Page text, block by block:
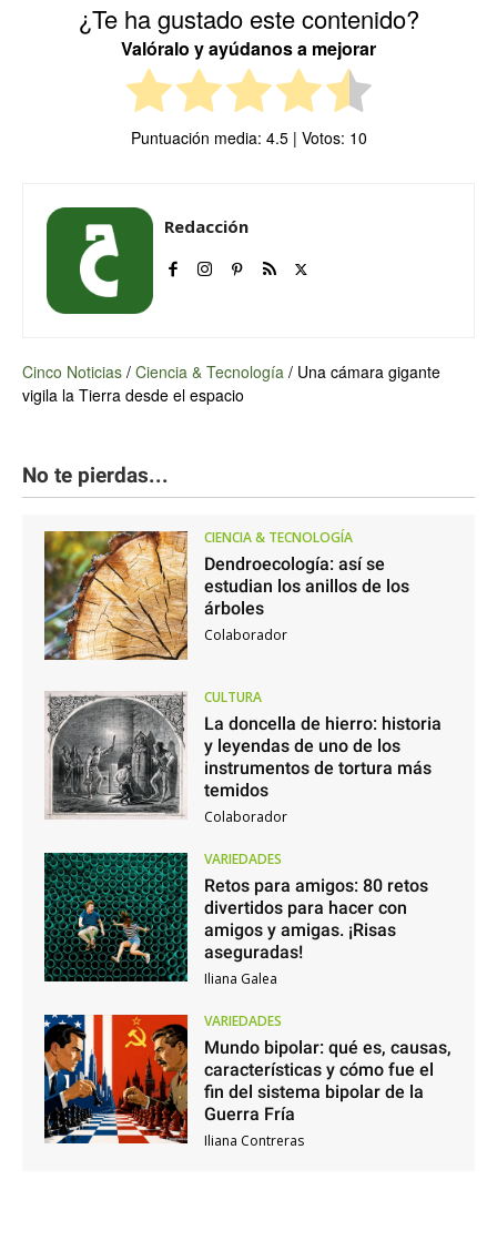
¿Te ha gustado este contenido?
Valóralo y ayúdanos a mejorar
Puntuación media: 4.5| Votos: 10
Redacción
Cinco Noticias / Ciencia & Tecnología / Una cámara gigante
vigila la Tierra desde el espacio
No te pierdas...
CIENCIA & TECNOLOGÍA
Dendroecología: así se
estudian los anillos de los
árboles
Colaborador
CULTURA
La doncella de hierro: historia
y leyendas de uno de los
instrumentos de tortura más
temidos
Colaborador
VARIEDADES
Retos para amigos: 80 retos
divertidos para hacer con
amigos y amigas. ¡Risas
aseguradas!
Iliana Galea
VARIEDADES
Mundo bipolar: qué es, causas,
características y cómo fue el
fin del sistema bipolar de la
Guerra Fría
Iliana Contreras